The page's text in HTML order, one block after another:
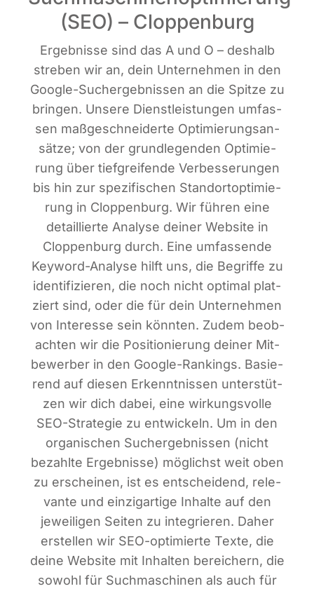
(SEO) – Cloppenburg
Ergeb­nis­se sind das A und O – des­halb
stre­ben wir an, dein Unter­neh­men in den
Goog­le-Such­ergeb­nis­sen an die Spit­ze zu
brin­gen. Unse­re Dienst­leis­tun­gen umfas­
sen maß­ge­schnei­der­te Opti­mie­rungs­an­
sät­ze; von der grund­le­gen­den Opti­mie­
rung über tief­grei­fen­de Ver­bes­se­run­gen
bis hin zur spe­zi­fi­schen Stand­ort­op­ti­mie­
rung in Clop­pen­burg. Wir füh­ren eine
detail­lier­te Ana­ly­se dei­ner Web­site in
Clop­pen­burg durch. Eine umfas­sen­de
Key­word-Ana­ly­se hilft uns, die Begrif­fe zu
iden­ti­fi­zie­ren, die noch nicht opti­mal plat­
ziert sind, oder die für dein Unter­neh­men
von Inter­es­se sein könn­ten. Zudem beob­
ach­ten wir die Posi­tio­nie­rung dei­ner Mit­
be­wer­ber in den Goog­le-Ran­kings. Basie­
rend auf die­sen Erkennt­nis­sen unter­stüt­
zen wir dich dabei, eine wir­kungs­vol­le
SEO-Stra­te­gie zu ent­wi­ckeln. Um in den
orga­ni­schen Such­ergeb­nis­sen (nicht
bezahl­te Ergeb­nis­se) mög­lichst weit oben
zu erschei­nen, ist es ent­schei­dend, rele­
van­te und ein­zig­ar­ti­ge Inhal­te auf den
jewei­li­gen Sei­ten zu inte­grie­ren. Daher
erstel­len wir SEO-opti­mier­te Tex­te, die
dei­ne Web­site mit Inhal­ten berei­chern, die
sowohl für Such­ma­schi­nen als auch für